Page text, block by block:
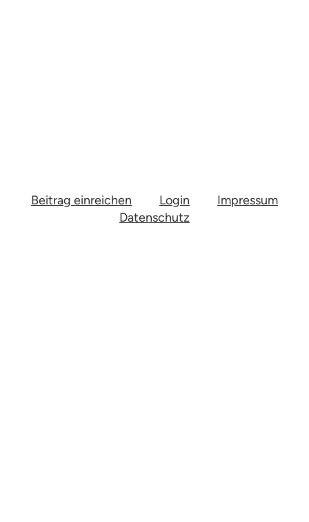
Beitrag einreichen Login
Impressum
Datenschutz